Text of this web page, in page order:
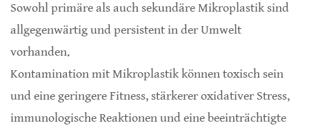
Sowohl primäre als auch sekundäre Mikroplastik sind
allgegenwärtig und persistent in der Umwelt
vorhanden.
Kontamination mit Mikroplastik können toxisch sein
und eine geringere Fitness, stärkerer oxidativer Stress,
immunologische Reaktionen und eine beeinträchtigte